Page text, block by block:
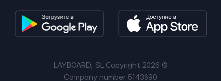
LAYBOARD, SL Copyright 2026 ©
Company number 5143690